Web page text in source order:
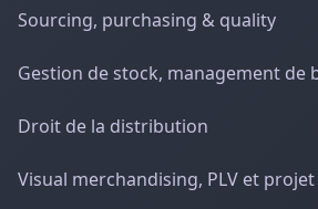
Sourcing, purchasing & quality
Gestion de stock, management de
Droit de la distribution
Visual merchandising, PLV et projet